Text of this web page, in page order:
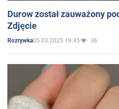
Durow został zauważony
Zdjęcie
Rozrywka05.03.2025 19:45 36